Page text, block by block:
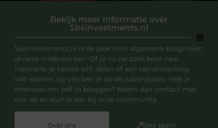
Bekijk meer informatie over
Sbsinvestments.nl
Sbsinvestments.nl is dé plek voor algemene blogs over
diverse onderwerpen. Of je nu op zoek bent naar
inspiratie, je kennis wilt delen of een samenwerking
wilt starten, bij ons ben je op de juiste plaats. Heb je
interesse om zelf te bloggen? Neem dan contact met
ons op en sluit je aan bij onze community.
Over ons Ons team